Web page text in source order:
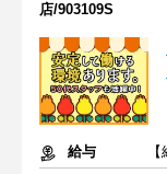
店/903109S
給与